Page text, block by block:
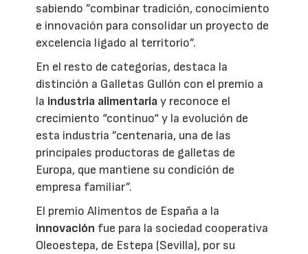
sabiendo ”combinar tradición, conocimiento
e innovación para consolidar un proyecto de
excelencia ligado al territorio”.
En el resto de categorías, destaca la
distinción a Galletas Gullón con el premio a
la industria alimentariay reconoce el
crecimiento “continuo“ y la evolución de
esta industria ”centenaria, una de las
principales productoras de galletas de
Europa, que mantiene su condición de
empresa familiar”.
El premio Alimentos de España a la
innovación fue para la sociedad cooperativa
Oleoestepa, de Estepa (Sevilla), por su